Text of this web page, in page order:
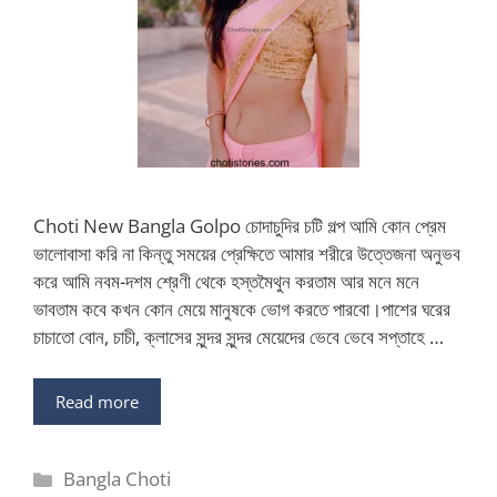
Choti New Bangla Golpo চোদাচুদির চটি গল্প আমি কোন প্রেম
ভালোবাসা করি না কিন্তু সময়ের প্রেক্ষিতে আমার শরীরে উত্তেজনা অনুভব
করে আমি নবম-দশম শ্রেণী থেকে হস্তমৈথুন করতাম আর মনে মনে
ভাবতাম কবে কখন কোন মেয়ে মানুষকে ভোগ করতে পারবো।পাশের ঘরের
চাচাতো বোন, চাচী, ক্লাসের সুন্দর সুন্দর মেয়েদের ভেবে ভেবে সপ্তাহে …
Read more
Categories
Bangla Choti